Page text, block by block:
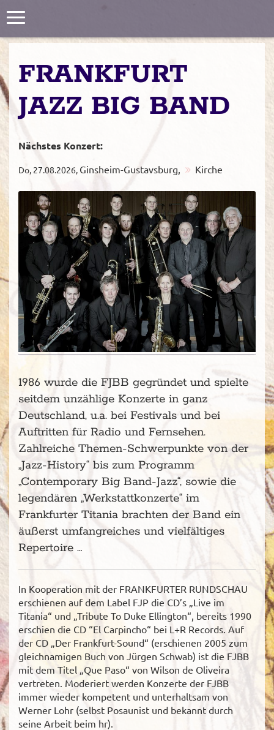
Toggle
FRANKFURT
JAZZ BIG BAND
Nächstes Konzert:
Do, 27.08.2026, Ginsheim-Gustavsburg, Kirche
1986 wurde die FJBB gegründet und spielte
seitdem unzählige Konzerte in ganz
Deutschland, u.a. bei Festivals und bei
Auftritten für Radio und Fernsehen.
Zahlreiche Themen-Schwerpunkte von der
„Jazz-History“ bis zum Programm
„Contemporary Big Band-Jazz“, sowie die
legendären „Werkstattkonzerte“ im
Frankfurter Titania brachten der Band ein
äußerst umfangreiches und vielfältiges
Repertoire …
In Kooperation mit der FRANKFURTER RUNDSCHAU
erschienen auf dem Label FJP die CD’s „Live im
Titania“ und „Tribute To Duke Ellington“, bereits 1990
erschien die CD “El Carpincho“ bei L+R Records. Auf
der CD „Der Frankfurt-Sound“ (erschienen 2005 zum
gleichnamigen Buch von Jürgen Schwab) ist die FJBB
mit dem Titel „Que Paso“ von Wilson de Oliveira
vertreten. Moderiert werden Konzerte der FJBB
immer wieder kompetent und unterhaltsam von
Werner Lohr (selbst Posaunist und bekannt durch
seine Arbeit beim hr).